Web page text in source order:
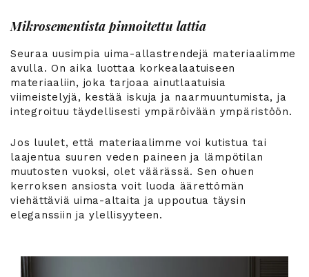
Mikrosementista pinnoitettu lattia
Seuraa uusimpia uima-allastrendejä materiaalimme
avulla. On aika luottaa korkealaatuiseen
materiaaliin, joka tarjoaa ainutlaatuisia
viimeistelyjä, kestää iskuja ja naarmuuntumista, ja
integroituu täydellisesti ympäröivään ympäristöön.
Jos luulet, että materiaalimme voi kutistua tai
laajentua suuren veden paineen ja lämpötilan
muutosten vuoksi, olet väärässä. Sen ohuen
kerroksen ansiosta voit luoda äärettömän
viehättäviä uima-altaita ja uppoutua täysin
eleganssiin ja ylellisyyteen.